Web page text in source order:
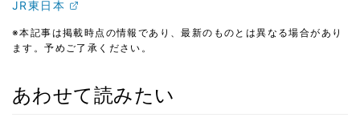
JR東日本
※本記事は掲載時点の情報であり、最新のものとは異なる場合があり
ます。予めご了承ください。
あわせて読みたい